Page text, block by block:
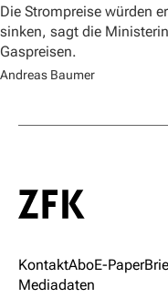
Die Strompreise würden
sinken, sagt die
Gaspreisen.
Andreas Baumer
KontaktAboE-Paper
Mediadaten